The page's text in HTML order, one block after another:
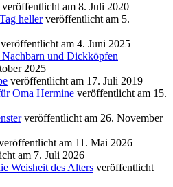
veröffentlicht am 8. Juli 2020
heller veröffentlicht am 5.
veröffentlicht am 4. Juni 2025
Nachbarn und Dickköpfen
2025
veröffentlicht am 17. Juli 2019
Oma Hermine veröffentlicht am 15.
veröffentlicht am 26. November
am 11. Mai 2026
am 7. Juli 2026
Weisheit des Alters veröffentlicht